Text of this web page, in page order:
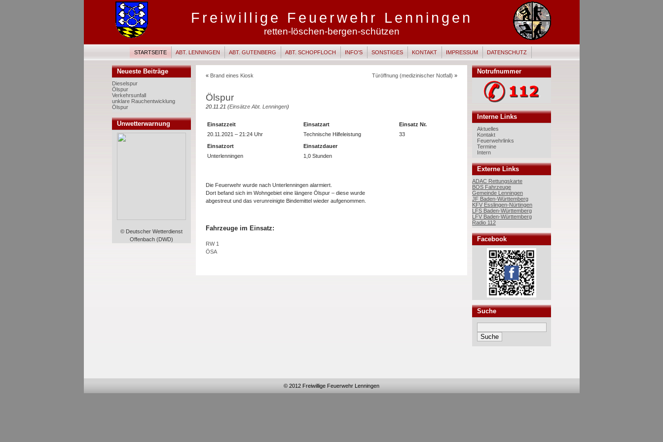
Freiwillige Feuerwehr Lenningen
retten-löschen-bergen-schützen
STARTSEITE ABT. LENNINGEN ABT. GUTENBERG ABT. SCHOPFLOCH INFO'S SONSTIGES KONTAKT IMPRESSUM DATENSCHUTZ
Neueste Beiträge
Dieselspur
Ölspur
Verkehrsunfall
unklare Rauchentwicklung
Ölspur
Unwetterwarnung
© Deutscher Wetterdienst
Offenbach (DWD)
Notrufnummer
Interne Links
Aktuelles
Kontakt
Feuerwehrlinks
Termine
Intern
Externe Links
ADAC Rettungskarte
BOS Fahrzeuge
Gemeinde Lenningen
JF Baden-Württemberg
KFV Esslingen-Nürtingen
LFS Baden-Württemberg
LFV Baden-Württemberg
Radio 112
Facebook
Suche
« Brand eines Kiosk Türöffnung (medizinischer Notfall) »
Ölspur
20.11.21 (Einsätze Abt. Lenningen)
Einsatzzeit
20.11.2021 – 21:24 Uhr
Einsatzart
Technische Hilfeleistung
Einsatz Nr.
33
Einsatzort
Unterlenningen
Einsatzdauer
1,0 Stunden
Die Feuerwehr wurde nach Unterlenningen alarmiert.
Dort befand sich im Wohngebiet eine längere Ölspur – diese wurde
abgestreut und das verunreinigte Bindemittel wieder aufgenommen.
Fahrzeuge im Einsatz:
RW 1
ÖSA
© 2012 Freiwillige Feuerwehr Lenningen